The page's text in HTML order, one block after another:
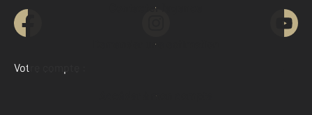
Contacter l'agence
Demander une estimation
Votre compte :
Accéder à mon compte